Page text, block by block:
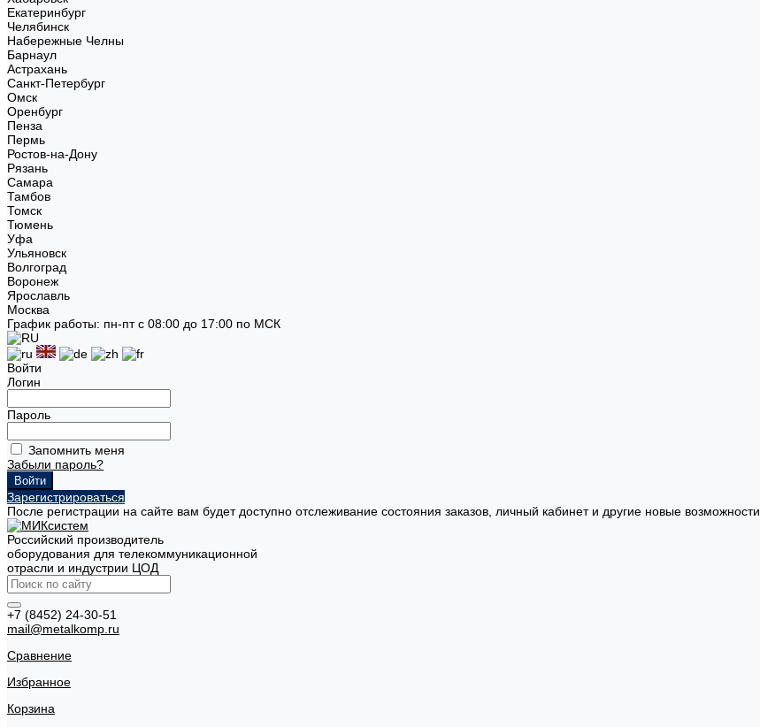
Екатеринбург
Челябинск
Набережные Челны
Барнаул
Астрахань
Санкт-Петербург
Омск
Оренбург
Пенза
Пермь
Ростов-на-Дону
Рязань
Самара
Тамбов
Томск
Тюмень
Уфа
Ульяновск
Волгоград
Воронеж
Ярославль
Москва
График работы: пн-пт с 08:00 до 17:00 по МСК
Войти
Логин
Пароль
Запомнить меня
Забыли пароль?
Зарегистрироваться
После регистрации на сайте вам будет доступно отслеживание состояния заказов, личный кабинет и другие новые возможности
Российский производитель
оборудования для телекоммуникационной
отрасли и индустрии ЦОД
+7 (8452) 24-30-51
mail@metalkomp.ru
Сравнение
Избранное
Корзина